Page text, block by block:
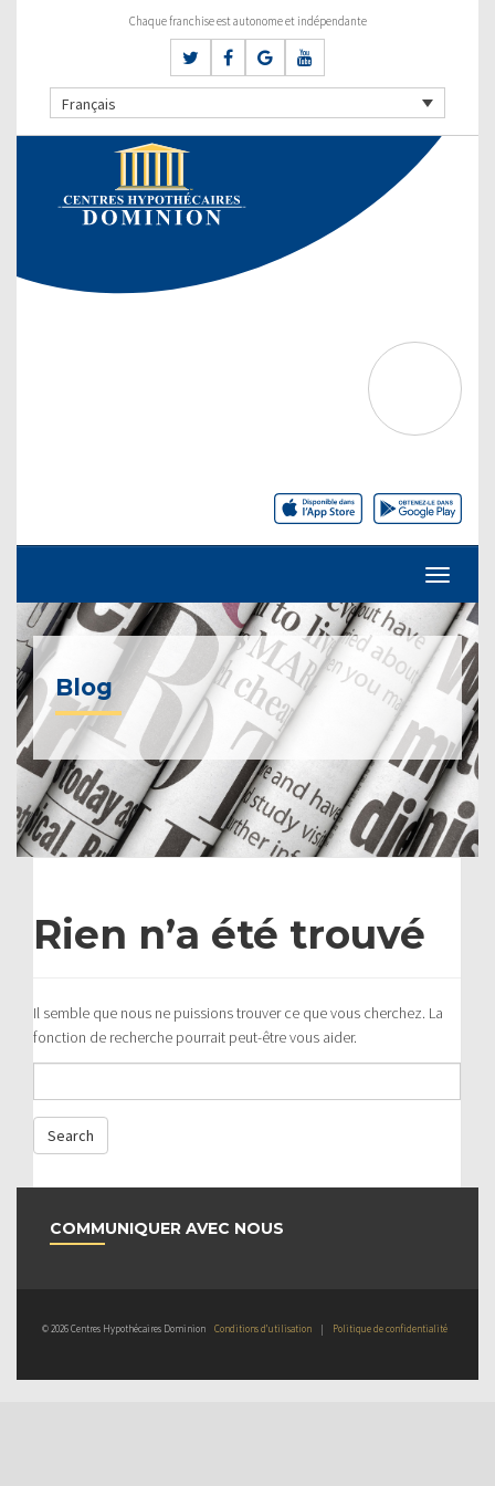
Chaque franchise est autonome et indépendante
Français
Blog
Rien n’a été trouvé
Il semble que nous ne puissions trouver ce que vous cherchez. La
fonction de recherche pourrait peut-être vous aider.
COMMUNIQUER AVEC NOUS
© 2026 Centres Hypothécaires Dominion Conditions d’utilisation | Politique de confidentialité